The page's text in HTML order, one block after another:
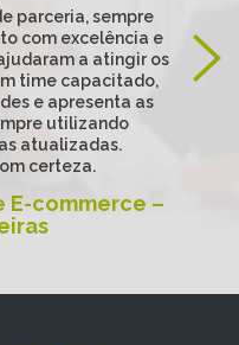
parceria, sempre
com excelência e
a atingir os
time capacitado,
e apresenta as
utilizando
atualizadas.
certeza.
E-commerce –